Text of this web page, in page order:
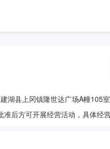
建湖县上冈镇隆世达广场A幢105室